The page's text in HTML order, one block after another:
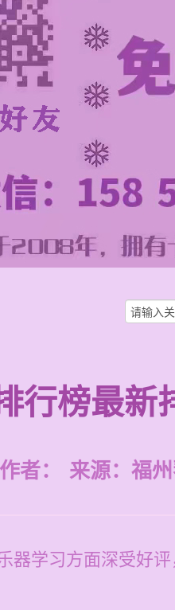
行榜最新
作者： 来源： 福
器学习方面深受好